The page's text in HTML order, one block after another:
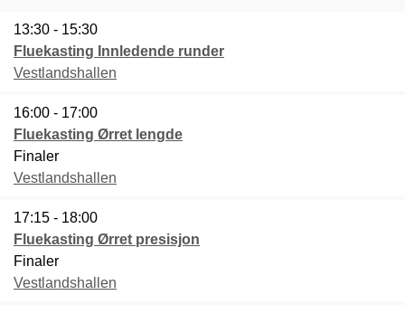
13:30 - 15:30
Fluekasting Innledende runder
Vestlandshallen
16:00 - 17:00
Fluekasting Ørret lengde
Finaler
Vestlandshallen
17:15 - 18:00
Fluekasting Ørret presisjon
Finaler
Vestlandshallen